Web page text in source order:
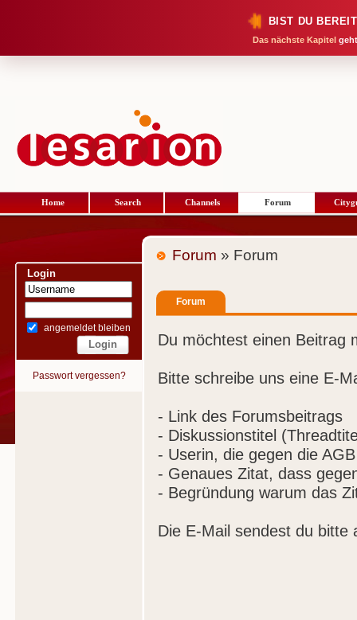
BIST DU
Das nächste Kapitel
Home Search Channels Forum
Login
angemeldet bleiben
Passwort vergessen?
Forum » Forum
Forum
Du möchtest einen Beitrag
Bitte schreibe uns eine E-
- Link des Forumsbeitrags
- Diskussionstitel
- Userin, die gegen die
- Genaues Zitat, dass
- Begründung warum das
Die E-Mail sendest du bitte